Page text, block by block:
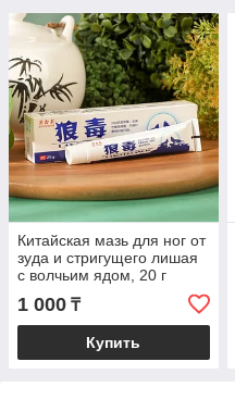
Китайская мазь для ног от
зуда и стригущего лишая
с волчьим ядом, 20 г
1 000 ₸
Купить